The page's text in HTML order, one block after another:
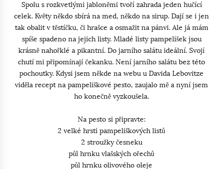
Spolu s rozkvetlými jabloněmi tvoří zahrada jeden hučící
celek. Květy někdo sbírá na med, někdo na sirup. Dají se i jen
tak obalit v těstíčku, či hrašce a osmažit na pánvi. Ale já mám
spíše spadeno na jejich listy. Mladé listy pampelišek jsou
krásně nahořklé a pikantní. Do jarního salátu ideální. Svojí
chutí mi připomínají čekanku. Není jarního salátu bez této
pochoutky. Kdysi jsem někde na webu u Davida Lebovitze
viděla recept na pampeliškové pesto, zaujalo mě a nyní jsem
ho konečně vyzkoušela.
Na pesto si připravte:
2 velké hrsti pampeliškových listů
2 stroužky česneku
půl hrnku vlašských ořechů
půl hrnku olivového oleje